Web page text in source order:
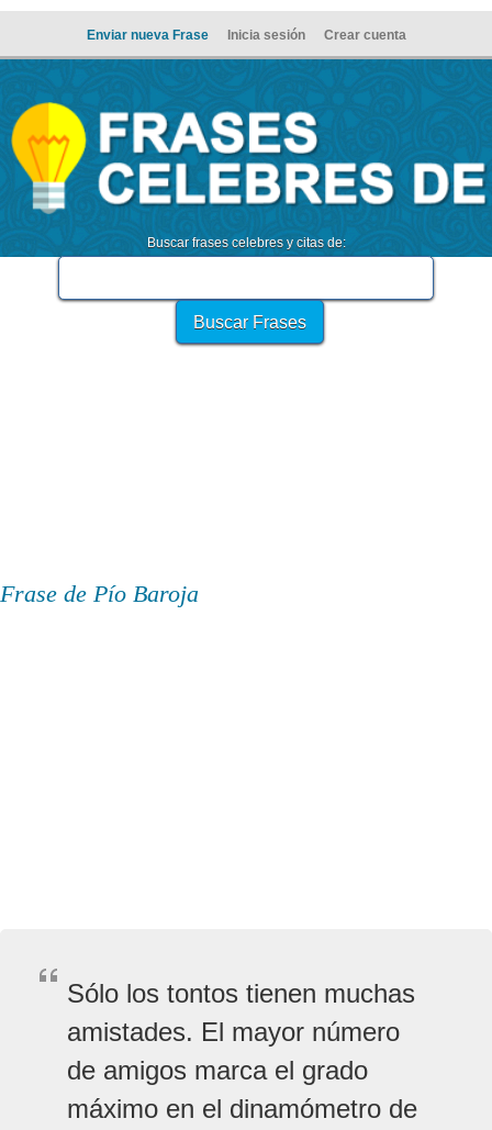
Enviar nueva Frase Inicia sesión Crear cuenta
Buscar frases celebres y citas de:
Frase de Pío Baroja
Sólo los tontos tienen muchas
amistades. El mayor número
de amigos marca el grado
máximo en el dinamómetro de